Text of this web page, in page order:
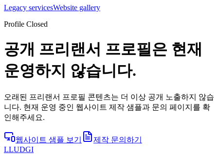
Legacy servicesWebsite gallery
Profile Closed
공개 프리랜서 프로필은 현재
운영하지 않습니다.
오래된 프리랜서 프로필 콘텐츠는 더 이상 공개 노출하지 않습
니다. 현재 운영 중인 웹사이트 제작 샘플과 문의 페이지를 확
인해주세요.
웹사이트 샘플 보기
제작 문의하기
LLUDGI